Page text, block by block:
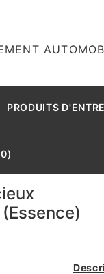
PRODUITS